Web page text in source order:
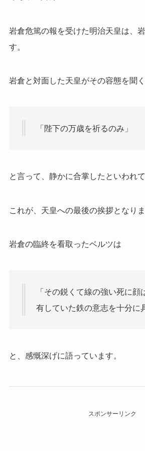
岩倉危篤の報を受けた明治天皇は、
す。
岩倉と対面した天皇がその容態を聞
「陛下の万歳を祈るのみ」
と言って、静かに合掌したといわれて
これが、天皇への最後の挨拶となりま
岩倉の臨終を看取ったベルツは
「その鋭くて線の強い死に顔
有していた鉄の意志を十分に
と、感慨深げに語っています。
スポンサーリンク